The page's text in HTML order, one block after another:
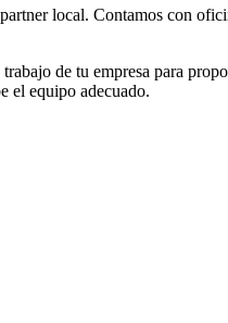
local. Contamos con
de tu empresa para
el equipo adecuado.